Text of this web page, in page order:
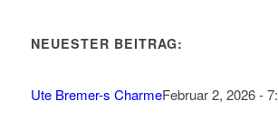
NEUESTER BEITRAG:
Ute Bremer-s CharmeFebruar 2, 2026 -